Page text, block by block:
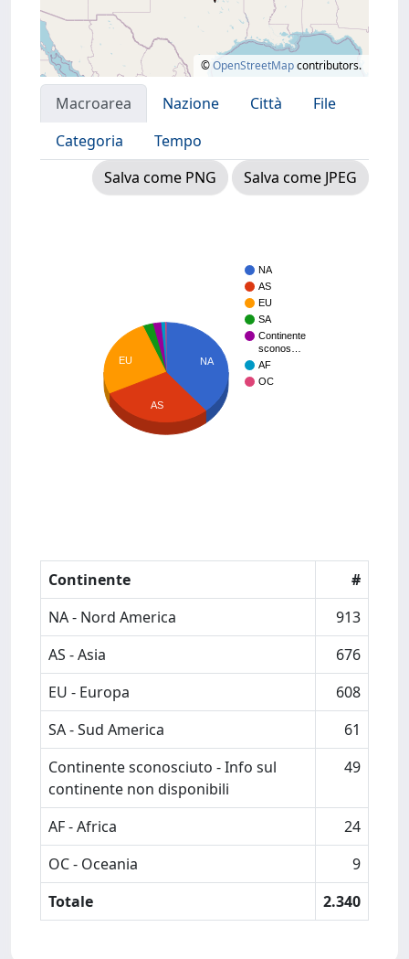
©OpenStreetMapcontributors.
Macroarea Nazione Città
File
Categoria
Tempo
Salva come PNG
Salva come JPEG
NA
AS
EU
SA
Continente
sconos…
AF
OC
NA
EU
AS
Continente
#
NA - Nord America
913
AS - Asia
676
EU - Europa
608
SA - Sud America
61
Continente sconosciuto - Info sul
continente non disponibili
49
AF - Africa
24
OC - Oceania
9
Totale
2.340